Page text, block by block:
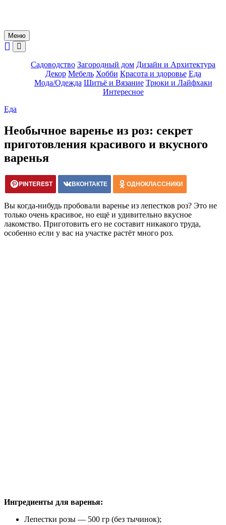
Меню
Садоводство Загородный дом Дизайн и Архитектура
Декор Мебель Хобби Красота и здоровье Еда
Мода/Одежда Шитьё и Вязание Трюки и Лайфхаки
Интересное
Еда
Необычное варенье из роз: секрет
приготовления красивого и вкусного
варенья
PINTEREST ВКОНТАКТЕ ОДНОКЛАССНИКИ
Вы когда-нибудь пробовали варенье из лепестков роз? Это не
только очень красивое, но ещё и удивительно вкусное
лакомство. Приготовить его не составит никакого труда,
особенно если у вас на участке растёт много роз.
Ингредиенты для варенья:
Лепестки розы — 500 гр (без тычинок);